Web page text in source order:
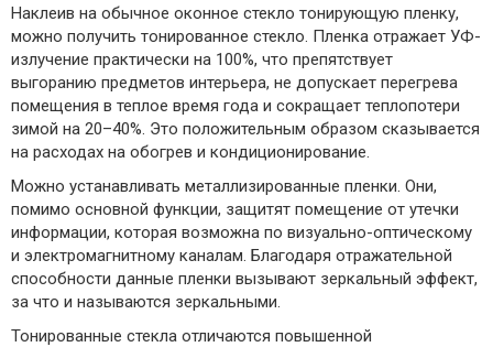
Наклеив на обычное оконное стекло тонирующую пленку,
можно получить тонированное стекло. Пленка отражает УФ-
излучение практически на 100%, что препятствует
выгоранию предметов интерьера, не допускает перегрева
помещения в теплое время года и сокращает теплопотери
зимой на 20–40%. Это положительным образом сказывается
на расходах на обогрев и кондиционирование.
Можно устанавливать металлизированные пленки. Они,
помимо основной функции, защитят помещение от утечки
информации, которая возможна по визуально-оптическому
и электромагнитному каналам. Благодаря отражательной
способности данные пленки вызывают зеркальный эффект,
за что и называются зеркальными.
Тонированные стекла отличаются повышенной